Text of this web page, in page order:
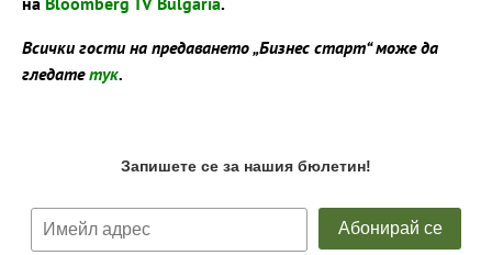
Всички гости на предаването „Бизнес старт“ може да
гледатетук.